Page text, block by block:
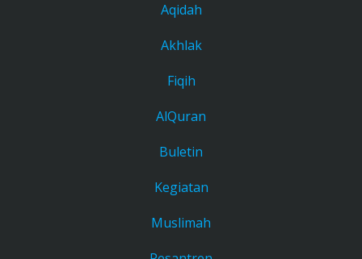
Aqidah
Akhlak
Fiqih
AlQuran
Buletin
Kegiatan
Muslimah